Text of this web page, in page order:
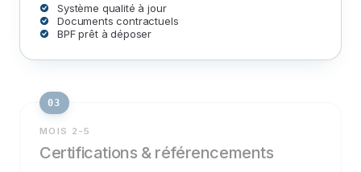
Système qualité à jour
Documents contractuels
BPF prêt à déposer
03
MOIS 2-5
Certifications & référencements